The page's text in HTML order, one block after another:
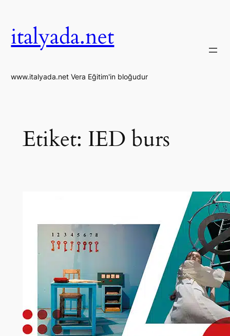
italyada.net
www.italyada.net Vera Eğitim'in bloğudur
Etiket: IED burs